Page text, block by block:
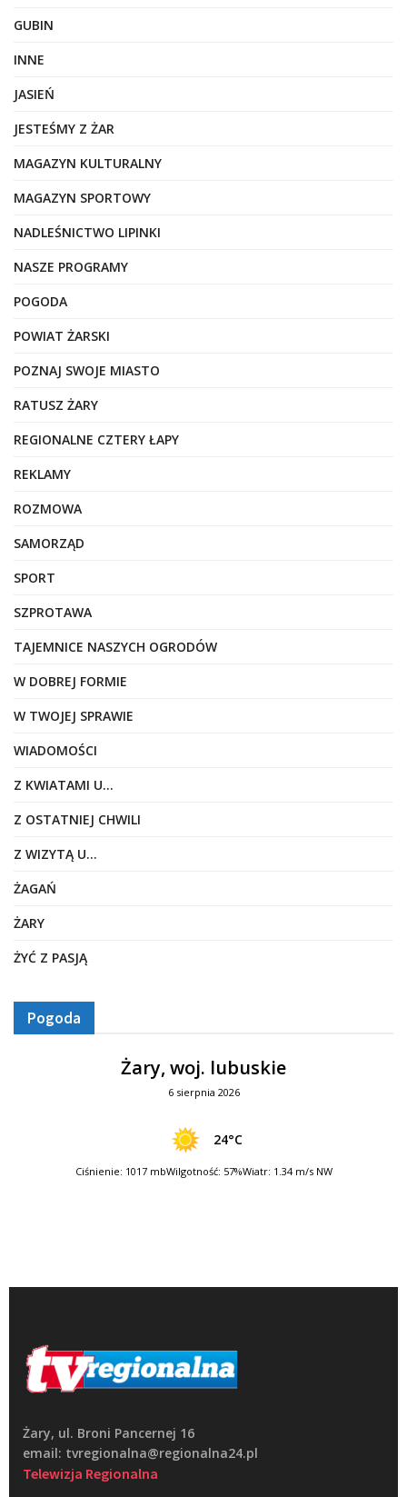
GUBIN
INNE
JASIEŃ
JESTEŚMY Z ŻAR
MAGAZYN KULTURALNY
MAGAZYN SPORTOWY
NADLEŚNICTWO LIPINKI
NASZE PROGRAMY
POGODA
POWIAT ŻARSKI
POZNAJ SWOJE MIASTO
RATUSZ ŻARY
REGIONALNE CZTERY ŁAPY
REKLAMY
ROZMOWA
SAMORZĄD
SPORT
SZPROTAWA
TAJEMNICE NASZYCH OGRODÓW
W DOBREJ FORMIE
W TWOJEJ SPRAWIE
WIADOMOŚCI
Z KWIATAMI U…
Z OSTATNIEJ CHWILI
Z WIZYTĄ U…
ŻAGAŃ
ŻARY
ŻYĆ Z PASJĄ
Pogoda
Żary, woj. lubuskie
6 sierpnia 2026
24°C
Ciśnienie: 1017 mbWilgotność: 57%Wiatr: 1.34 m/s NW
Żary, ul. Broni Pancernej 16
email: tvregionalna@regionalna24.pl
Telewizja Regionalna